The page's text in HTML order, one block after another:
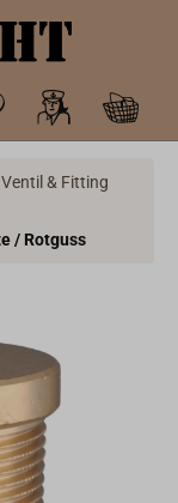
& Fitting
/ Rotguss